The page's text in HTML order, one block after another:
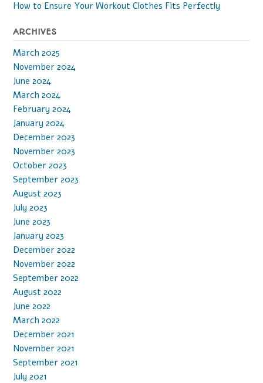
How to Ensure Your Workout Clothes Fits Perfectly
ARCHIVES
March 2025
November 2024
June 2024
March 2024
February 2024
January 2024
December 2023
November 2023
October 2023
September 2023
August 2023
July 2023
June 2023
January 2023
December 2022
November 2022
September 2022
August 2022
June 2022
March 2022
December 2021
November 2021
September 2021
July 2021